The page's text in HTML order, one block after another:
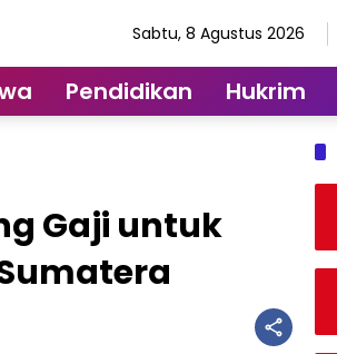
Sabtu, 8 Agustus 2026
Pendidikan Hukrim
Gaji untuk